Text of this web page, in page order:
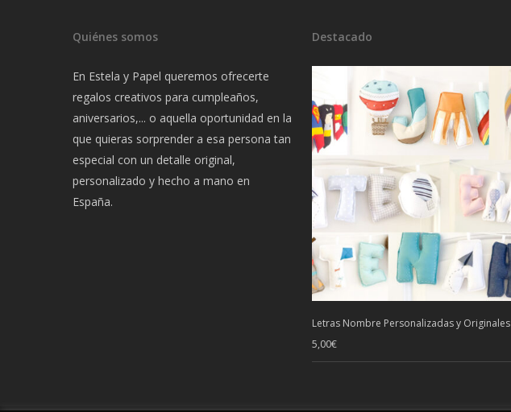
Quiénes somos
En Estela y Papel queremos ofrecerte
regalos creativos para cumpleaños,
aniversarios,... o aquella oportunidad en la
que quieras sorprender a esa persona tan
especial con un detalle original,
personalizado y hecho a mano en
España.
Destacado
Letras Nombre Personalizadas y Originales
5,00€